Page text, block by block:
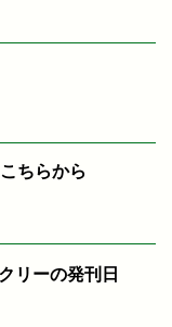
ちらから
リーの発刊日